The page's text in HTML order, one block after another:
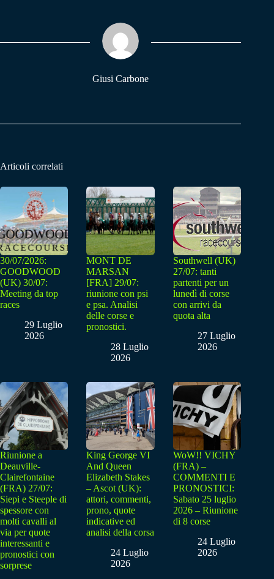
pp m
Giusi Carbone
Articoli correlati
30/07/2026:
GOODWOOD
(UK) 30/07:
Meeting da top
races
29 Luglio
2026
MONT DE
MARSAN
[FRA] 29/07:
riunione con psi
e psa. Analisi
delle corse e
pronostici.
28 Luglio
2026
Southwell (UK)
27/07: tanti
partenti per un
lunedì di corse
con arrivi da
quota alta
27 Luglio
2026
Riunione a
Deauville-
Clairefontaine
(FRA) 27/07:
Siepi e Steeple di
spessore con
molti cavalli al
via per quote
interessanti e
pronostici con
sorprese
King George VI
And Queen
Elizabeth Stakes
– Ascot (UK):
attori, commenti,
prono, quote
indicative ed
analisi della corsa
24 Luglio
2026
WoW!! VICHY
(FRA) –
COMMENTI E
PRONOSTICI:
Sabato 25 luglio
2026 – Riunione
di 8 corse
24 Luglio
2026